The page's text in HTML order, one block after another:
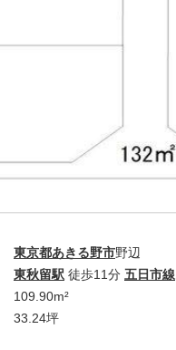
東京都あきる野市野辺
東秋留駅 徒歩11分 五日市線
109.90m²
33.24坪